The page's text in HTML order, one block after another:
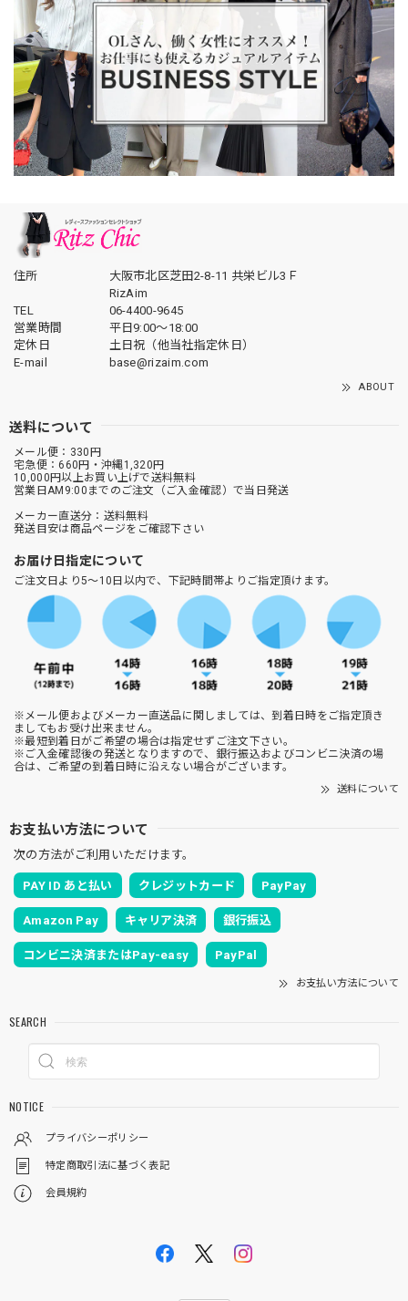
住所
大阪市北区芝田2-8-11 共栄ビル3Ｆ
RizAim
TEL
06-4400-9645
営業時間
平日9:00～18:00
定休日
土日祝（他当社指定休日）
E-mail
base@rizaim.com
ABOUT
送料について
メール便：330円
宅急便：660円・沖縄1,320円
10,000円以上お買い上げで送料無料
営業日AM9:00までのご注文（ご入金確認）で当日発送
メーカー直送分：送料無料
発送目安は商品ページをご確認下さい
お届け日指定について
ご注文日より5～10日以内で、下記時間帯よりご指定頂けます。
※メール便およびメーカー直送品に関しましては、到着日時をご指定頂き
ましてもお受け出来ません。
※最短到着日がご希望の場合は指定せずご注文下さい。
※ご入金確認後の発送となりますので、銀行振込およびコンビニ決済の場
合は、ご希望の到着日時に沿えない場合がございます。
送料について
お支払い方法について
次の方法がご利用いただけます。
PAY ID あと払い クレジットカード PayPay
Amazon Pay キャリア決済 銀行振込
コンビニ決済またはPay-easy PayPal
お支払い方法について
SEARCH
NOTICE
プライバシーポリシー
特定商取引法に基づく表記
会員規約